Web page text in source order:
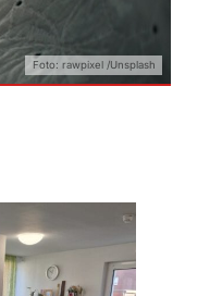
Foto: rawpixel /Unsplash